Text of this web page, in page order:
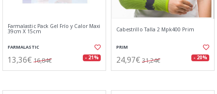
Farmalastic Pack Gel Frío y Calor Maxi
39cm X 15cm
FARMALASTIC
13,36€ 16,84€ - 21%
Cabestrillo Talla 2 Mpk400 Prim
PRIM
24,97€ 31,24€ - 20%